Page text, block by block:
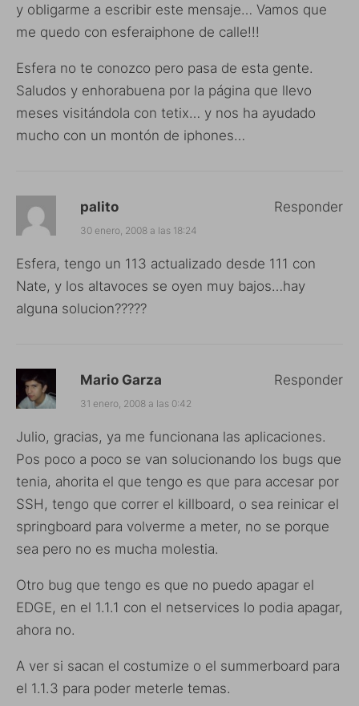
y obligarme a escribir este mensaje… Vamos que
me quedo con esferaiphone de calle!!!
Esfera no te conozco pero pasa de esta gente.
Saludos y enhorabuena por la página que llevo
meses visitándola con tetix… y nos ha ayudado
mucho con un montón de iphones…
palito
30 enero, 2008 a las 18:24
Esfera, tengo un 113 actualizado desde 111 con
Nate, y los altavoces se oyen muy bajos…hay
alguna solucion?????
Responder
Mario Garza
31 enero, 2008 a las 0:42
Julio, gracias, ya me funcionana las aplicaciones.
Pos poco a poco se van solucionando los bugs que
tenia, ahorita el que tengo es que para accesar por
SSH, tengo que correr el killboard, o sea reinicar el
springboard para volverme a meter, no se porque
sea pero no es mucha molestia.
Otro bug que tengo es que no puedo apagar el
EDGE, en el 1.1.1 con el netservices lo podia apagar,
ahora no.
A ver si sacan el costumize o el summerboard para
el 1.1.3 para poder meterle temas.
Responder